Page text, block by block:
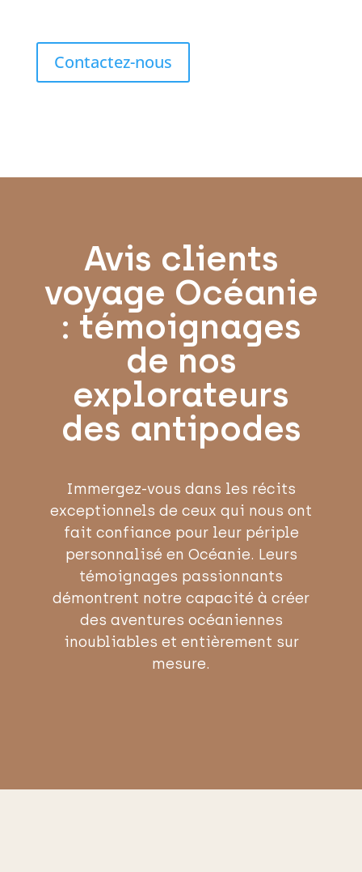
Contactez-nous
Avis clients
voyage Océanie
: témoignages
de nos
explorateurs
des antipodes
Immergez-vous dans les récits
exceptionnels de ceux qui nous ont
fait confiance pour leur périple
personnalisé en Océanie. Leurs
témoignages passionnants
démontrent notre capacité à créer
des aventures océaniennes
inoubliables et entièrement sur
mesure.